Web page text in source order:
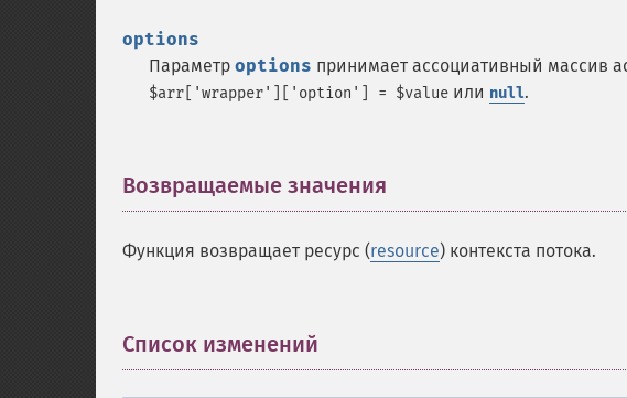
options
Параметр options принимает ассоциативный массив
$arr['wrapper']['option'] = $value или null.
Возвращаемые значения
Функция возвращает ресурс (resource) контекста потока.
Список изменений